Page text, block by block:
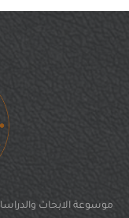
موسوعة الابحاث